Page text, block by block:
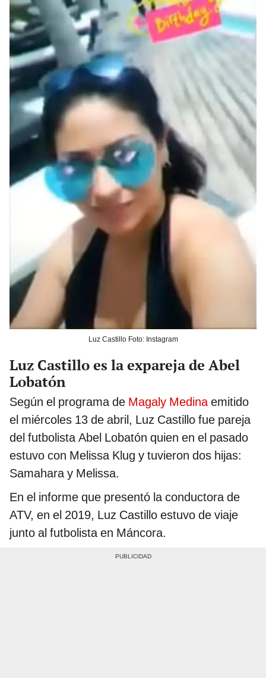
Luz Castillo Foto: Instagram
Luz Castillo es la expareja de Abel
Lobatón
Según el programa de Magaly Medinaemitido
el miércoles 13 de abril, Luz Castillo fue pareja
del futbolista Abel Lobatón quien en el pasado
estuvo con Melissa Klug y tuvieron dos hijas:
Samahara y Melissa.
En el informe que presentó la conductora de
ATV, en el 2019, Luz Castillo estuvo de viaje
junto al futbolista en Máncora.